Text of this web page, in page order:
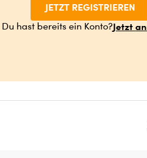
JETZT REGISTRIEREN
Du hast bereits ein Konto?Jetzt